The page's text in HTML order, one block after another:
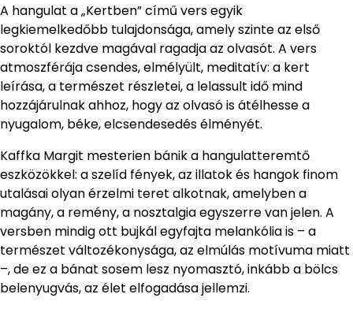
A hangulat a „Kertben” című vers egyik
legkiemelkedőbb tulajdonsága, amely szinte az első
soroktól kezdve magával ragadja az olvasót. A vers
atmoszférája csendes, elmélyült, meditatív: a kert
leírása, a természet részletei, a lelassult idő mind
hozzájárulnak ahhoz, hogy az olvasó is átélhesse a
nyugalom, béke, elcsendesedés élményét.
Kaffka Margit mesterien bánik a hangulatteremtő
eszközökkel: a szelíd fények, az illatok és hangok finom
utalásai olyan érzelmi teret alkotnak, amelyben a
magány, a remény, a nosztalgia egyszerre van jelen. A
versben mindig ott bujkál egyfajta melankólia is – a
természet változékonysága, az elmúlás motívuma miatt
–, de ez a bánat sosem lesz nyomasztó, inkább a bölcs
belenyugvás, az élet elfogadása jellemzi.